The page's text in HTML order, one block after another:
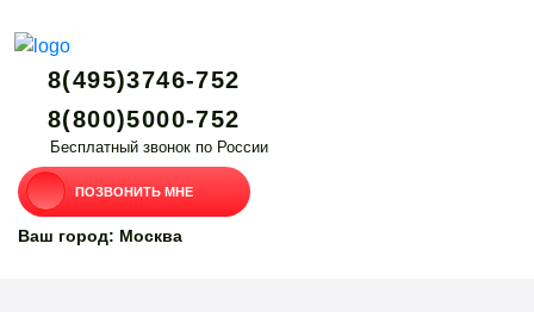
8(495)3746-752
8(800)5000-752
Бесплатный звонок по России
ПОЗВОНИТЬ МНЕ
Ваш город: Москва